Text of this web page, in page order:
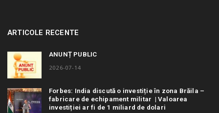
ARTICOLE RECENTE
ANUNȚ PUBLIC
2026-07-14
Forbes: India discută o investiție în zona Brăila –
fabricare de echipament militar | Valoarea
investiției ar fi de 1 miliard de dolari